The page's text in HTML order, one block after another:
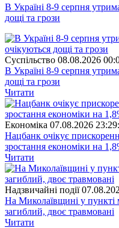
В Україні 8-9 серпня
дощі та грози
Суспiльство 08.08.2026
В Україні 8-9 серпня
дощі та грози
Читати
Економіка 07.08.2026
Нацбанк очікує
зростання економіки на
Читати
Надзвичайні події
На Миколаївщині у пункті
загиблий, двоє травмовані
Читати